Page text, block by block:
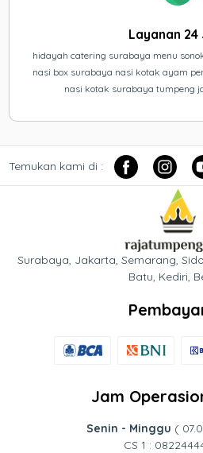
Layanan 24
hidayah catering surabaya menu
nasi box surabaya nasi kotak ayam
nasi kotak surabaya tumpeng
Temukan kami di :
Surabaya, Jakarta, Semarang,
Batu, Kediri,
Jam
Senin - Minggu (
CS 1 :